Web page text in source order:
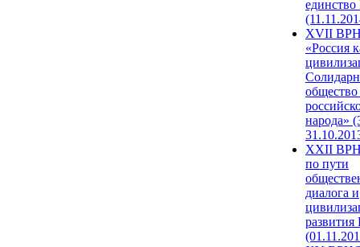
единство
XVII
«Россия
народа»
XXII
по пути
диалога и
развития